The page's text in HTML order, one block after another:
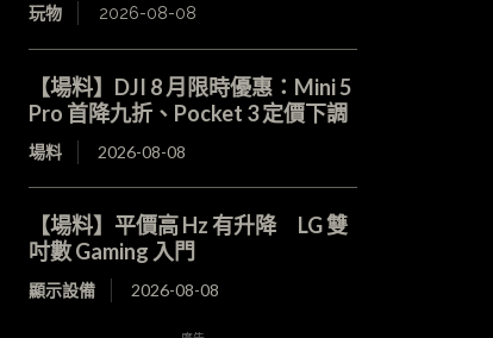
玩物 2026-08-08
【場料】DJI 8 月限時優惠：Mini 5
Pro 首降九折、Pocket 3 定價下調
場料 2026-08-08
【場料】平價高 Hz 有升降 LG 雙
吋數 Gaming 入門
顯示設備 2026-08-08